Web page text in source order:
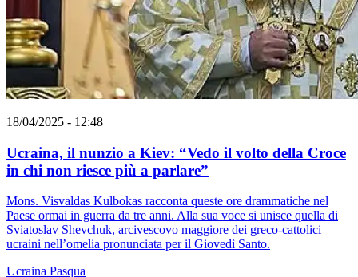
18/04/2025 - 12:48
Ucraina, il nunzio a Kiev: “Vedo il volto della Croce
in chi non riesce più a parlare”
Mons. Visvaldas Kulbokas racconta queste ore drammatiche nel
Paese ormai in guerra da tre anni. Alla sua voce si unisce quella di
Sviatoslav Shevchuk, arcivescovo maggiore dei greco-cattolici
ucraini nell’omelia pronunciata per il Giovedì Santo.
Ucraina Pasqua